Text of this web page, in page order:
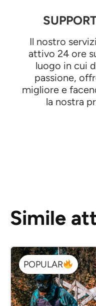
Il nostro
attivo 24 ore
luogo in cui
passione,
migliore e
la nostra
Simile
POPULAR